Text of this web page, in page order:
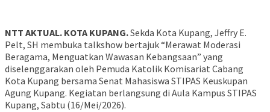
NTT AKTUAL. KOTA KUPANG.Sekda Kota Kupang, Jeffry E.
Pelt, SH membuka talkshow bertajuk “Merawat Moderasi
Beragama, Menguatkan Wawasan Kebangsaan” yang
diselenggarakan oleh Pemuda Katolik Komisariat Cabang
Kota Kupang bersama Senat Mahasiswa STIPAS Keuskupan
Agung Kupang. Kegiatan berlangsung di Aula Kampus STIPAS
Kupang, Sabtu (16/Mei/2026).